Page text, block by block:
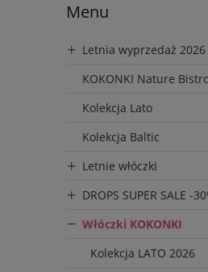
Menu
Letnia wyprzedaż 2026
KOKONKI Nature
Kolekcja Lato
Kolekcja Baltic
Letnie włóczki
DROPS SUPER SALE -
Włóczki KOKONKI
Kolekcja LATO 2026